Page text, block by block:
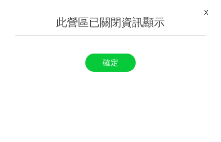
X
此營區已關閉資訊顯示
確定